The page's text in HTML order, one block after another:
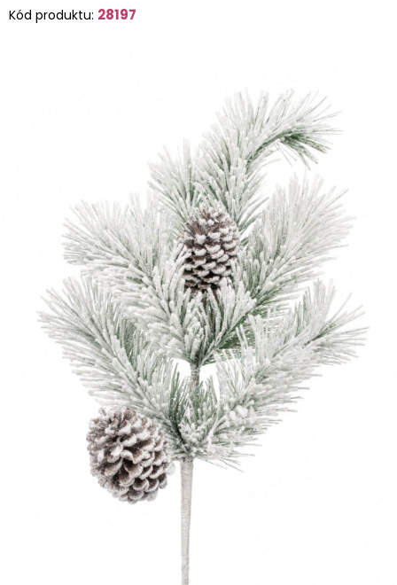
Kód produktu: 28197